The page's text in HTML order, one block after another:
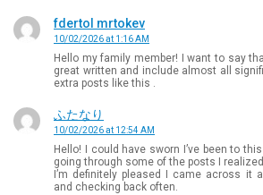
fdertol mrtokev
10/02/2026 at 1:16 AM
Hello my family member! I want to say
great written and include almost all
extra posts like this .
ふたなり
10/02/2026 at 12:54 AM
Hello! I could have sworn I’ve been to
going through some of the posts I
I’m definitely pleased I came across it
and checking back often.